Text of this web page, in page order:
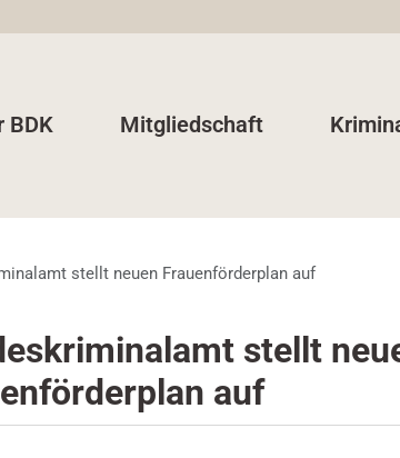
BDK Mitgliedschaft
stellt neuen Frauenförderplan auf
stellt
auf